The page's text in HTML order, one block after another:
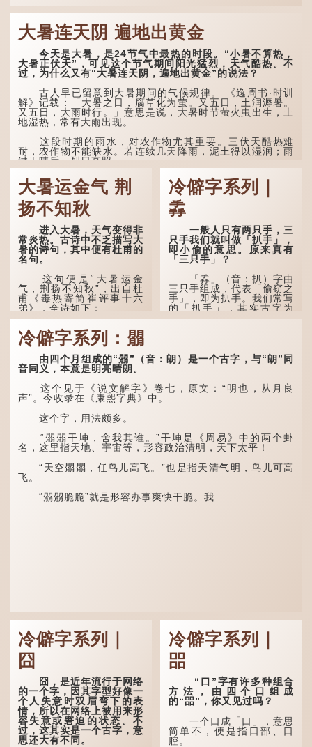
大暑连天阴 遍地出黄金
今天是大暑，是24节气中最热的时段。“小暑不算热，
大暑正伏天”，可见这个节气期间阳光猛烈，天气酷热。不
过，为什么又有“大暑连天阴，遍地出黄金”的说法？
古人早已留意到大暑期间的气候规律。 《逸周书·时训
解》记载：「大暑之日，腐草化为萤。又五日，土润溽暑。
又五日，大雨时行。」意思是说，大暑时节萤火虫出生，土
地湿热，常有大雨出现。
这段时期的雨水，对农作物尤其重要。三伏天酷热难
耐，农作物不能缺水。若连续几天降雨，泥土得以湿润；雨
过天晴后，烈日高照...
大暑运金气 荆
扬不知秋
进入大暑，天气变得非
常炎热。古诗中不乏描写大
暑的诗句，其中便有杜甫的
名句。
这句便是“大暑运金
气，荆扬不知秋”，出自杜
甫《毒热寄简崔评事十六
弟》，全诗如下：
大暑运金气，荆扬不知
秋。
林下有塌翼，水中无行
舟。
五行当中“金”对应秋
季，代表凉爽肃杀之
气。“运”是“运行”，描写大
暑的酷热阻碍了金气的流
“荆扬”指荆州（湖北）
和扬州（江苏），泛指长江
中下游地区，“...
冷僻字系列｜
掱
一般人只有两只手，三
只手我们就叫做「扒手」，
即小偷的意思。原来真有
「三只手」？
「掱」（音：扒）字由
三只手组成，代表「偷窃之
手」，即为扒手。我们常写
的「扒手」，其实古字为
「掱手」。
人呼翦绺贼曰掱手，犹言扒
手也，亦曰瘪三码子。」
其中「翦绺」即剪断他
人衣带以窃取钱物，是小偷
冷僻字系列：朤
由四个月组成的“朤”（音：朗）是一个古字，与“朗”同
音同义，本意是明亮晴朗。
这个见于《说文解字》卷七，原文：“明也，从月良
声”。今收录在《康熙字典》中。
这个字，用法颇多。
“朤朤干坤，舍我其谁。”干坤是《周易》中的两个卦
名，这里指天地、宇宙等，形容政治清明，天下太平！
“天空朤朤，任鸟儿高飞。”也是指天清气明，鸟儿可高
飞。
“朤朤脆脆”就是形容办事爽快干脆。我...
冷僻字系列｜
囧
囧，是近年流行于网络
的一个字，因其字型好像一
个人失意时双眉弯下的表
情，所以在网络上被用来形
容失意或窘迫的状态。不
过，这其实是一个古字，意
思还大有不同。
冷僻字系列｜
㗊
“口”字有许多种组合
方法，由四个口组成
的“㗊”，你又见过吗？
一个口成「口」，意思
简单不，便是指口部、口
腔。